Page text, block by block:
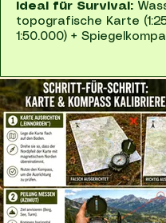
Ideal für Survival:
topografische Karte
1:50.000) +